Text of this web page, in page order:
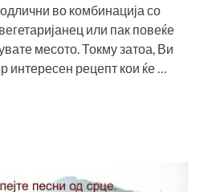
во комбинација со
или пак повеќе
месото. Токму затоа, Ви
интересен рецепт кои ќе …